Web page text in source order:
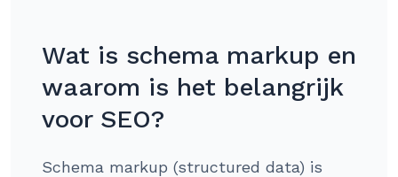
Wat is schema markup en
waarom is het belangrijk
voor SEO?
Schema markup (structured data) is